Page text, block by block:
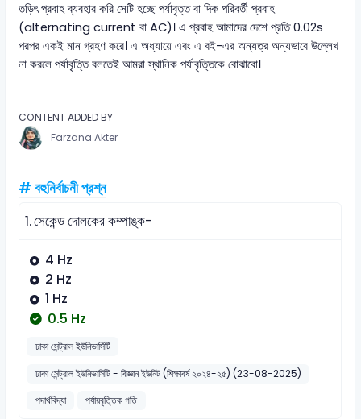
তড়িৎ প্রবাহ ব্যবহার করি সেটি হচ্ছে পর্যাবৃত্ত বা দিক পরিবর্তী প্রবাহ
(alternating current বা AC)। এ প্রবাহ আমাদের দেশে প্রতি 0.02s
পরপর একই মান গ্রহণ করে। এ অধ্যায়ে এবং এ বই-এর অন্যত্র অন্যভাবে উল্লেখ
না করলে পর্যাবৃত্তি বলতেই আমরা স্থানিক পর্যাবৃত্তিকে বোঝাবো।
CONTENT ADDED BY
Farzana Akter
# বহুনির্বাচনী প্রশ্ন
1.সেকেন্ড দোলকের কম্পাঙ্ক-
4 Hz
2 Hz
1 Hz
0.5 Hz
ঢাকা সেন্ট্রাল ইউনিভার্সিটি
ঢাকা সেন্ট্রাল ইউনিভার্সিটি - বিজ্ঞান ইউনিট (শিক্ষাবর্ষ ২০২৪-২৫) (23-08-2025)
পদার্থবিদ্যা
পর্যায়বৃত্তিক গতি